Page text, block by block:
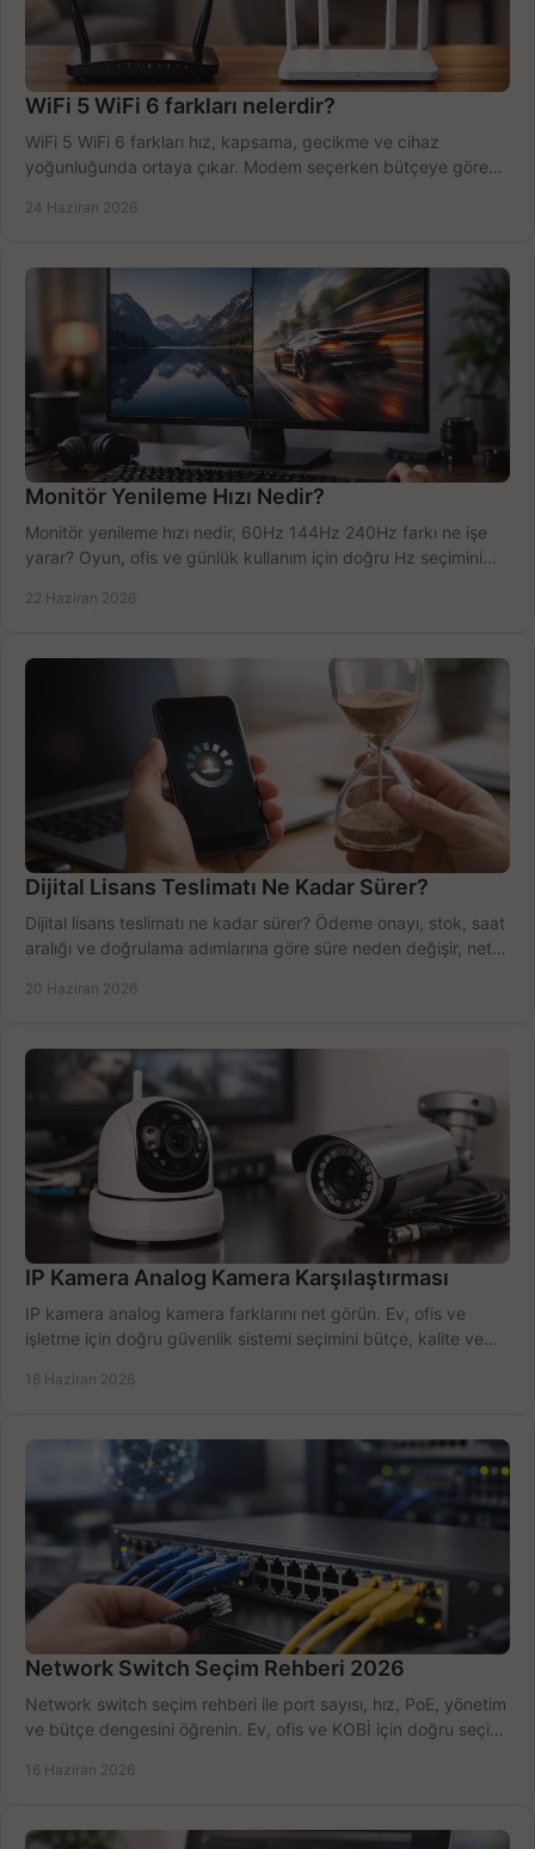
WiFi 5 WiFi 6 farkları nelerdir?
WiFi 5 WiFi 6 farkları hız, kapsama, gecikme ve cihaz
yoğunluğunda ortaya çıkar. Modem seçerken bütçeye göre
24 Haziran 2026
Monitör Yenileme Hızı Nedir?
Monitör yenileme hızı nedir, 60Hz 144Hz 240Hz farkı ne işe
yarar? Oyun, ofis ve günlük kullanım için doğru Hz seçimini
22 Haziran 2026
Dijital Lisans Teslimatı Ne Kadar Sürer?
Dijital lisans teslimatı ne kadar sürer? Ödeme onayı, stok, saat
aralığı ve doğrulama adımlarına göre süre neden değişir, net
20 Haziran 2026
IP Kamera Analog Kamera Karşılaştırması
IP kamera analog kamera farklarını net görün. Ev, ofis ve
işletme için doğru güvenlik sistemi seçimini bütçe, kalite ve
18 Haziran 2026
Network Switch Seçim Rehberi 2026
Network switch seçim rehberi ile port sayısı, hız, PoE, yönetim
ve bütçe dengesini öğrenin. Ev, ofis ve KOBİ için doğru seçimi
16 Haziran 2026